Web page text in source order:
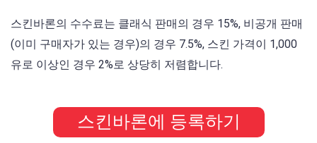
스킨바론의 수수료는 클래식 판매의 경우 15%, 비공개 판매
(이미 구매자가 있는 경우)의 경우 7.5%, 스킨 가격이 1,000
유로 이상인 경우 2%로 상당히 저렴합니다.
스킨바론에 등록하기